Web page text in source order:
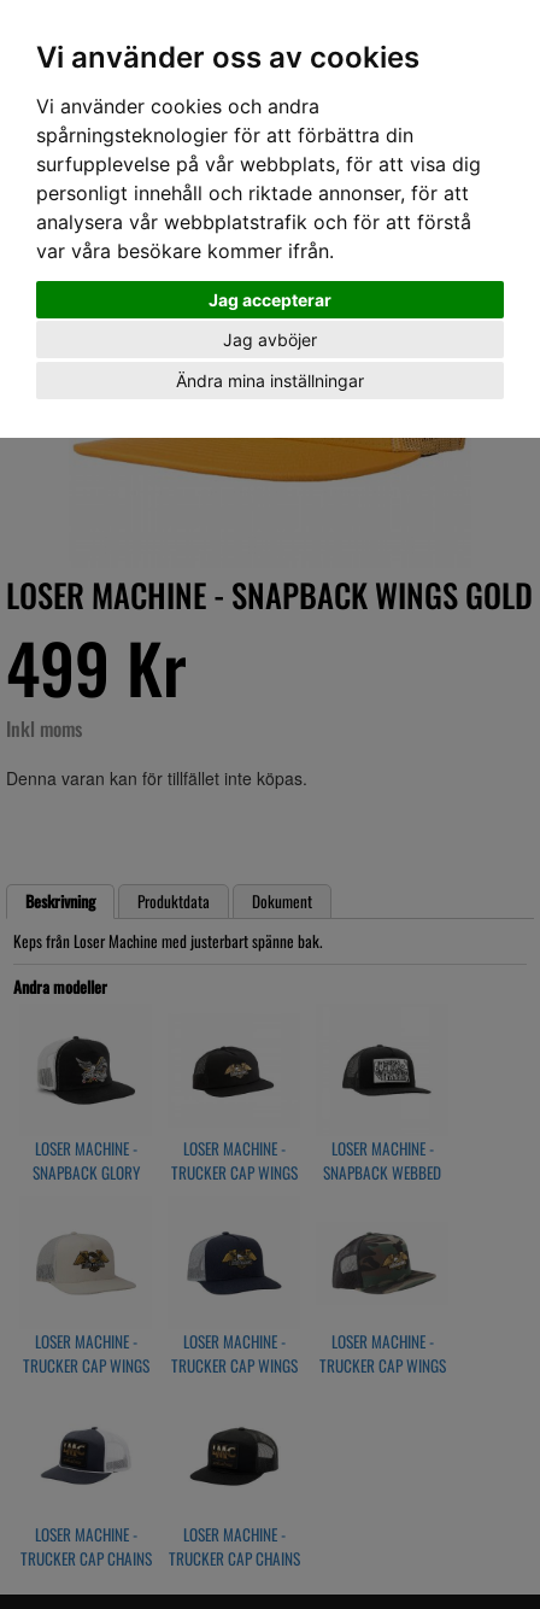
Vi använder oss av cookies
Vi använder cookies och andra
spårningsteknologier för att förbättra din
surfupplevelse på vår webbplats, för att visa dig
personligt innehåll och riktade annonser, för att
analysera vår webbplatstrafik och för att förstå
var våra besökare kommer ifrån.
Jag accepterar
Jag avböjer
Ändra mina inställningar
Hem› HUVUDBONADER›KEPS›SNAPBACK› LOSER MACHINE - SNAPBACK WINGS
GOLD
LOSER MACHINE - SNAPBACK WINGS GOLD
499 Kr
Inkl moms
Denna varan kan för tillfället inte köpas.
Beskrivning Produktdata
Dokument
Keps från Loser Machine med justerbart spänne bak.
Andra modeller
LOSER MACHINE -
SNAPBACK GLORY
LOSER MACHINE -
TRUCKER CAP WINGS
LOSER MACHINE -
SNAPBACK WEBBED
LOSER MACHINE -
TRUCKER CAP WINGS
LOSER MACHINE -
TRUCKER CAP WINGS
LOSER MACHINE -
TRUCKER CAP WINGS
LOSER MACHINE -
TRUCKER CAP CHAINS
LOSER MACHINE -
TRUCKER CAP CHAINS